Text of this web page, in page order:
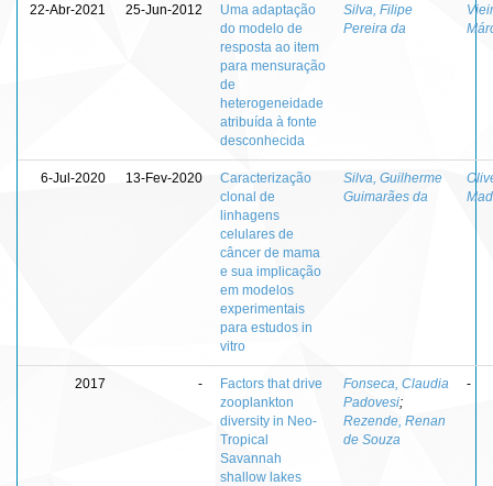
22-Abr-2021 25-Jun-2012
Uma adaptação
do modelo de
resposta ao item
para mensuração
de
heterogeneidade
atribuída à fonte
desconhecida
Silva, Filipe
Pereira da
6-Jul-2020 13-Fev-2020
Caracterização
clonal de
linhagens
celulares de
câncer de mama
e sua implicação
em modelos
experimentais
para estudos in
vitro
Silva, Guilherme
Guimarães da
2017 -
Factors that drive
zooplankton
diversity in Neo-
Tropical
Savannah
shallow lakes
Fonseca, Claudia
Padovesi;
Rezende, Renan
de Souza
-